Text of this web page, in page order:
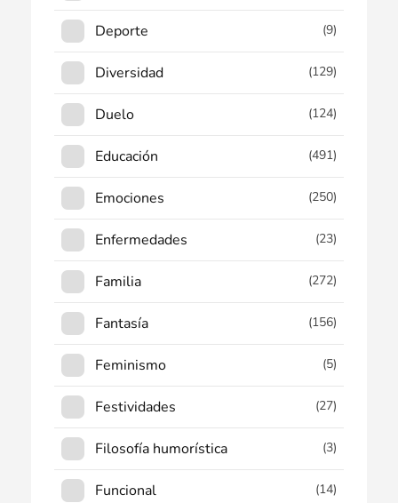
Deporte (9)
Diversidad (129)
Duelo (124)
Educación (491)
Emociones (250)
Enfermedades (23)
Familia (272)
Fantasía (156)
Feminismo (5)
Festividades (27)
Filosofía humorística (3)
Funcional (14)